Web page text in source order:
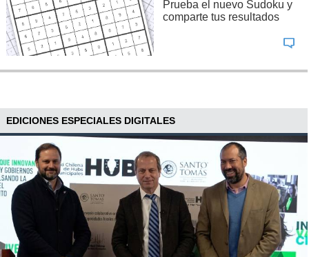
Prueba el nuevo Sudoku y
comparte tus resultados
EDICIONES ESPECIALES DIGITALES